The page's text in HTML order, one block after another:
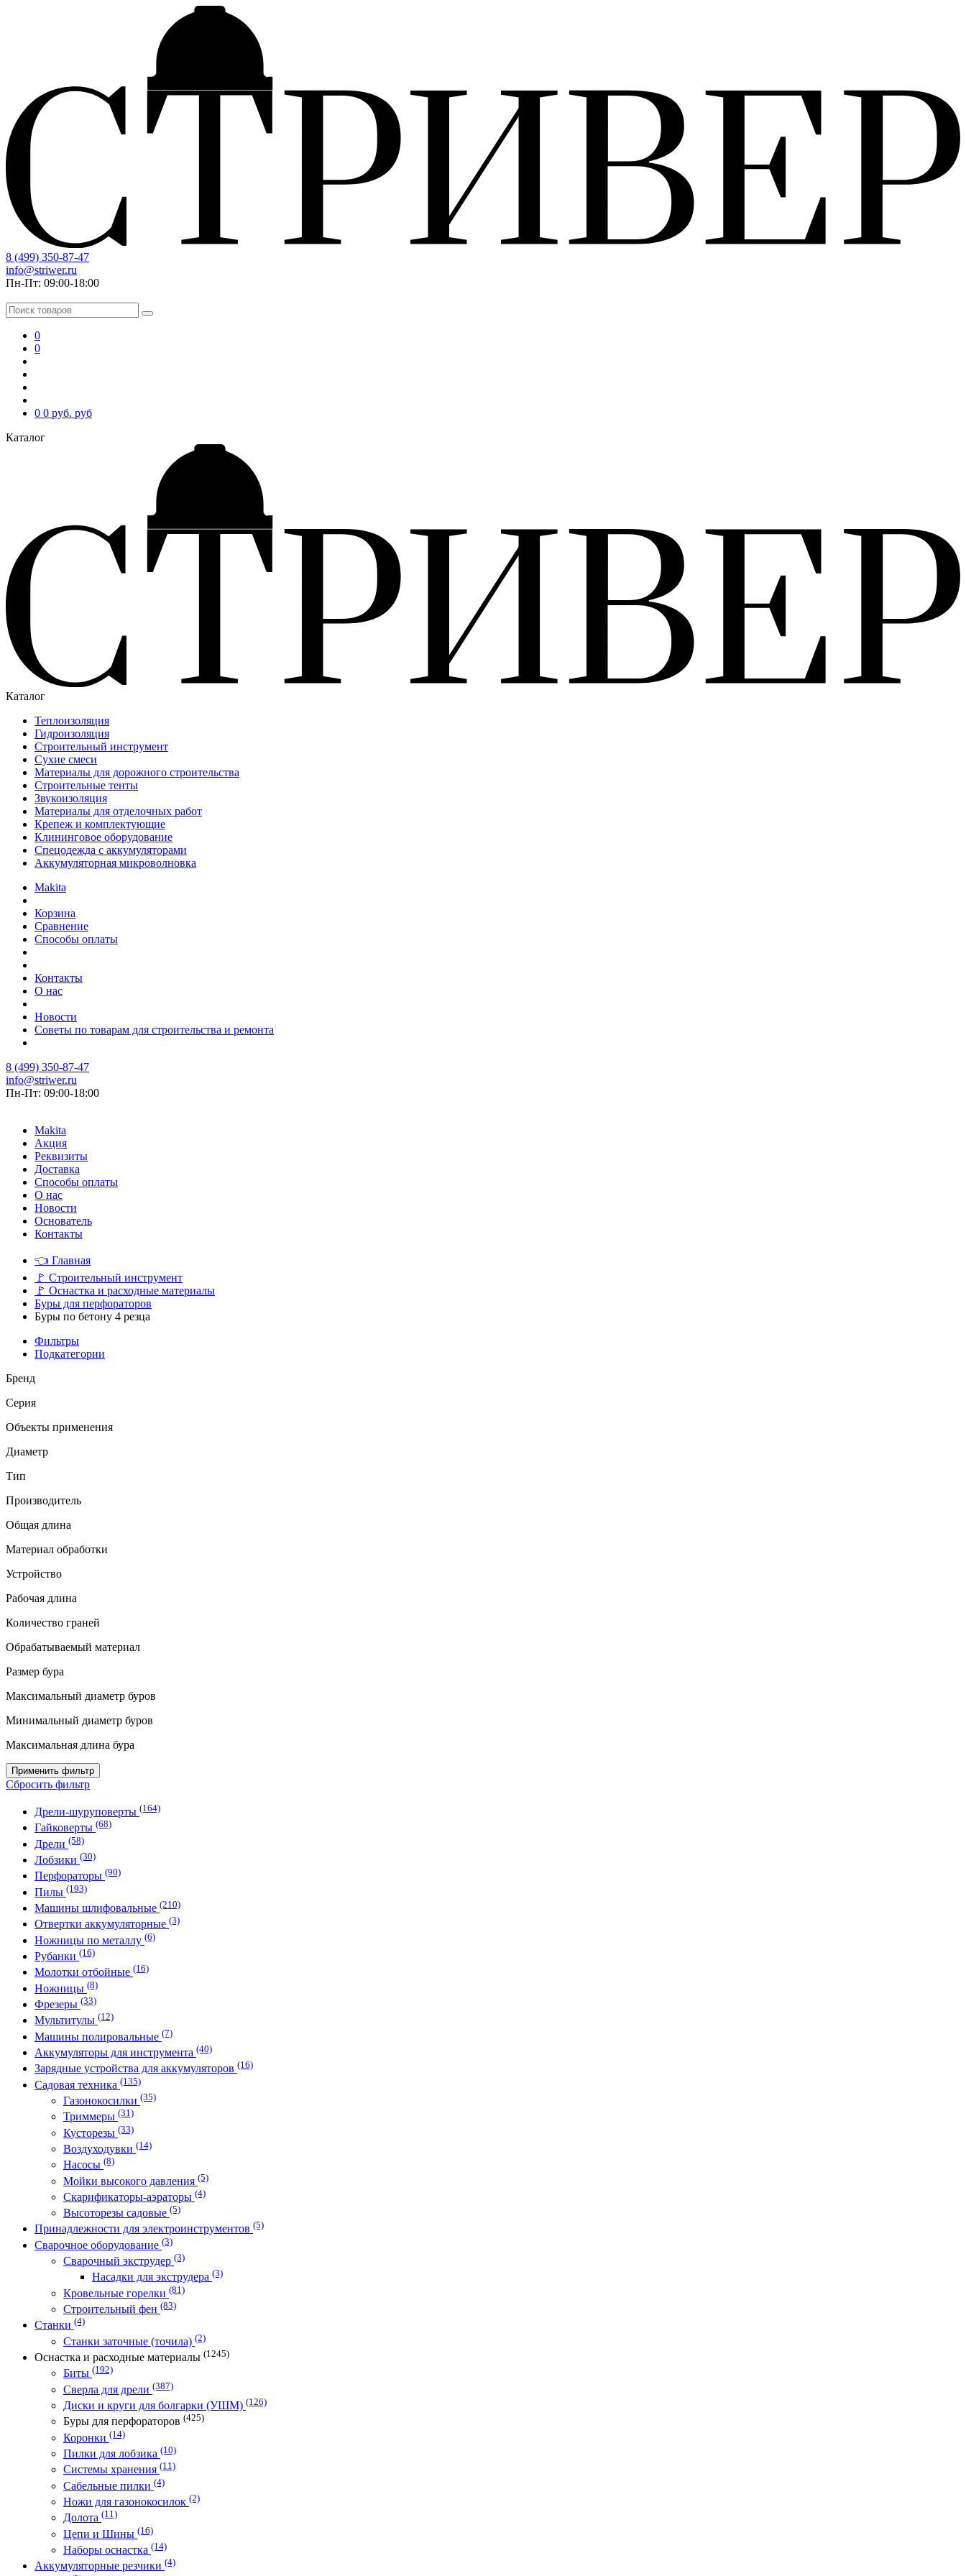
8 (499) 350-87-47
info@striwer.ru
Пн-Пт: 09:00-18:00
0
0
0 0 руб. руб
Каталог
Каталог
Теплоизоляция
Гидроизоляция
Строительный инструмент
Сухие смеси
Материалы для дорожного строительства
Строительные тенты
Звукоизоляция
Материалы для отделочных работ
Крепеж и комплектующие
Клининговое оборудование
Спецодежда с аккумуляторами
Аккумуляторная микроволновка
Makita
Корзина
Сравнение
Способы оплаты
Контакты
О нас
Новости
Советы по товарам для строительства и ремонта
8 (499) 350-87-47
info@striwer.ru
Пн-Пт: 09:00-18:00
Makita
Акция
Реквизиты
Доставка
Способы оплаты
О нас
Новости
Основатель
Контакты
👈 Главная
🚩 Строительный инструмент
🚩 Оснастка и расходные материалы
Буры для перфораторов
Буры по бетону 4 резца
Фильтры
Подкатегории
Бренд
Серия
Объекты применения
Диаметр
Тип
Производитель
Общая длина
Материал обработки
Устройство
Рабочая длина
Количество граней
Обрабатываемый материал
Размер бура
Максимальный диаметр буров
Минимальный диаметр буров
Максимальная длина бура
Применить фильтр
Сбросить фильтр
Дрели-шуруповерты (164)
Гайковерты (68)
Дрели (58)
Лобзики (30)
Перфораторы (90)
Пилы (193)
Машины шлифовальные (210)
Отвертки аккумуляторные (3)
Ножницы по металлу (6)
Рубанки (16)
Молотки отбойные (16)
Ножницы (8)
Фрезеры (33)
Мультитулы (12)
Машины полировальные (7)
Аккумуляторы для инструмента (40)
Зарядные устройства для аккумуляторов (16)
Садовая техника (135)
Газонокосилки (35)
Триммеры (31)
Кусторезы (33)
Воздуходувки (14)
Насосы (8)
Мойки высокого давления (5)
Скарификаторы-аэраторы (4)
Высоторезы садовые (5)
Принадлежности для электроинструментов (5)
Сварочное оборудование (3)
Сварочный экструдер (3)
Насадки для экструдера (3)
Кровельные горелки (81)
Строительный фен (83)
Станки (4)
Станки заточные (точила) (2)
Оснастка и расходные материалы (1245)
Биты (192)
Сверла для дрели (387)
Диски и круги для болгарки (УШМ) (126)
Буры для перфораторов (425)
Коронки (14)
Пилки для лобзика (10)
Системы хранения (11)
Сабельные пилки (4)
Ножи для газонокосилок (2)
Долота (11)
Цепи и Шины (16)
Наборы оснастка (14)
Аккумуляторные резчики (4)